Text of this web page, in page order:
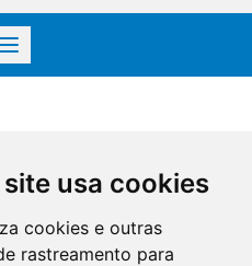
usa cookies
cookies e outras
rastreamento para
Toggle
navigation
12 DE DEZEMBRO DE